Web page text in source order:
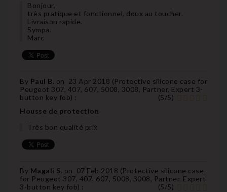
Bonjour,
très pratique et fonctionnel, doux au toucher.
Livraison rapide.
Sympa.
Marc
By Paul B. on 23 Apr 2018 (Protective silicone case for
Peugeot 307, 407, 607, 5008, 3008, Partner, Expert 3-
button key fob) : (5/5)
Housse de protection
Très bon qualité prix
By Magali S. on 07 Feb 2018 (Protective silicone case
for Peugeot 307, 407, 607, 5008, 3008, Partner, Expert
3-button key fob) : (5/5)